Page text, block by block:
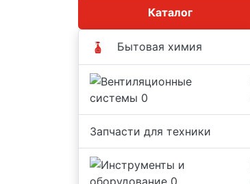
Каталог
Бытовая химия
Запчасти для техники